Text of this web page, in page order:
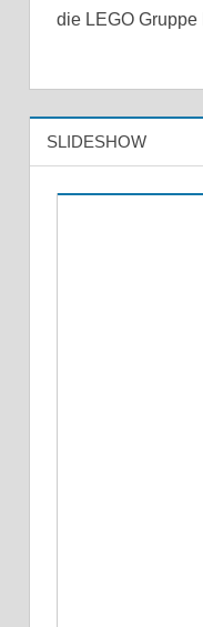
die LEGO
SLIDESHOW